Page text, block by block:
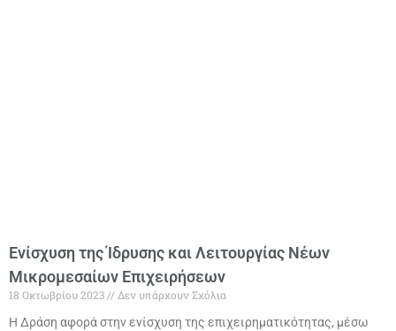
Ενίσχυση της Ίδρυσης και Λειτουργίας Νέων
Μικρομεσαίων Επιχειρήσεων
18 Οκτωβρίου 2023
Δεν υπάρχουν Σχόλια
Η Δράση αφορά στην ενίσχυση της επιχειρηματικότητας, μέσω